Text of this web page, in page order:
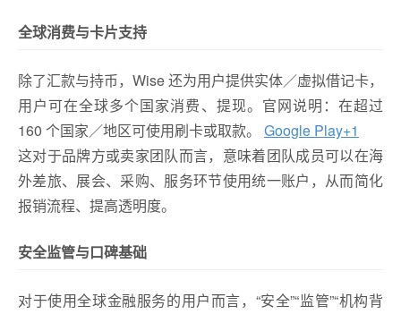
全球消费与卡片支持
除了汇款与持币，Wise 还为用户提供实体／虚拟借记卡，
用户可在全球多个国家消费、提现。官网说明：在超过
160 个国家／地区可使用刷卡或取款。 Google Play+1
这对于品牌方或卖家团队而言，意味着团队成员可以在海
外差旅、展会、采购、服务环节使用统一账户，从而简化
报销流程、提高透明度。
安全监管与口碑基础
对于使用全球金融服务的用户而言，“安全”“监管”“机构背